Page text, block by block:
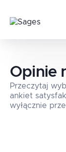
Opinie
Przeczytaj
ankiet
wyłącznie